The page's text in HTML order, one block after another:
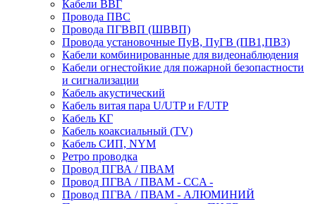
Кабели ВВГ
Провода ПВС
Провода ПГВВП (ШВВП)
Провода установочные ПуВ, ПуГВ (ПВ1,ПВ3)
Кабели комбинированные для видеонаблюдения
Кабели огнестойкие для пожарной безопастности
и сигнализации
Кабель акустический
Кабель витая пара U/UTP и F/UTP
Кабель КГ
Кабель коаксиальный (TV)
Кабель СИП, NYM
Ретро проводка
Провод ПГВА / ПВАМ
Провод ПГВА / ПВАМ - CCA -
Провод ПГВА / ПВАМ - АЛЮМИНИЙ